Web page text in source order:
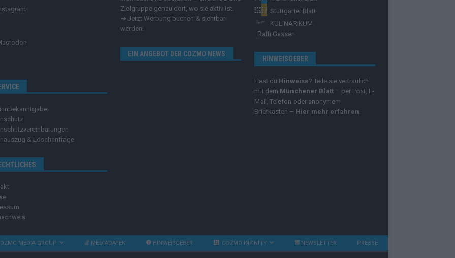
& Löschanfrage
Zielgruppe genau dort, wo sie aktiv ist.
➔ Jetzt Werbung buchen & sichtbar
werden!
EIN ANGEBOT DER COZMO NEWS
Stuttgarter Blatt
KULINARIKUM.
Raffi Gasser
HINWEISGEBER
Hast du Hinweise? Teile sie vertraulich
mit dem Münchener Blatt – per Post, E-
Mail, Telefon oder anonymem
Briefkasten – Hier mehr erfahren
MEDIA GROUP MEDIADATEN HINWEISGEBER COZMO INFINITY NEWSLETTER PRESSE